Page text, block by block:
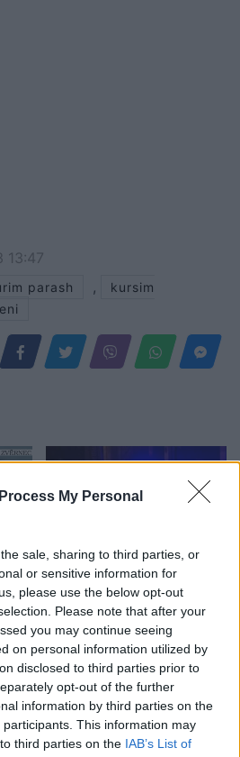
My Personal
sale, sharing to third parties, or
or sensitive information for
please use the below opt-out
Please note that after your
you may continue seeing
on personal information utilized by
disclosed to third parties prior to
opt-out of the further
information by third parties on the
participants. This information may
third parties on the IAB’s List of
13:47
parash ,
kursim
në
Tragjedi në autostradën e
Mirditës, vdes 38-vjeçari
kosovar pasi doli nga
rruga me motomjet